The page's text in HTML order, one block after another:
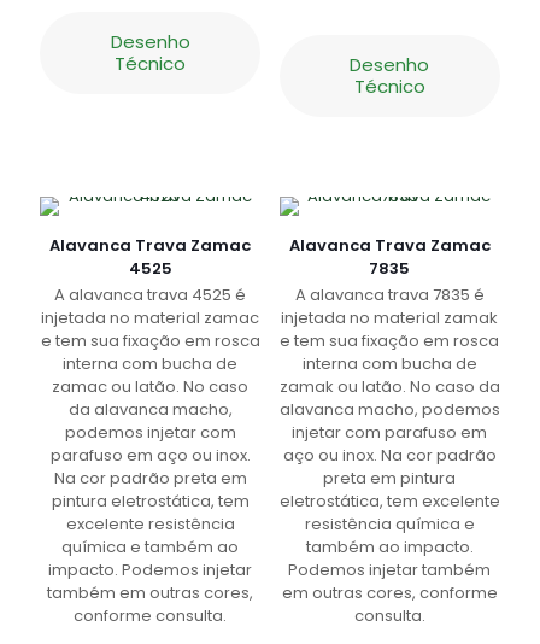
Desenho
Técnico
Desenho
Técnico
Alavanca Trava Zamac
4525
A alavanca trava 4525 é
injetada no material zamac
e tem sua fixação em rosca
interna com bucha de
zamac ou latão. No caso
da alavanca macho,
podemos injetar com
parafuso em aço ou inox.
Na cor padrão preta em
pintura eletrostática, tem
excelente resistência
química e também ao
impacto. Podemos injetar
também em outras cores,
conforme consulta.
Alavanca Trava Zamac
7835
A alavanca trava 7835 é
injetada no material zamak
e tem sua fixação em rosca
interna com bucha de
zamak ou latão. No caso da
alavanca macho, podemos
injetar com parafuso em
aço ou inox. Na cor padrão
preta em pintura
eletrostática, tem excelente
resistência química e
também ao impacto.
Podemos injetar também
em outras cores, conforme
consulta.